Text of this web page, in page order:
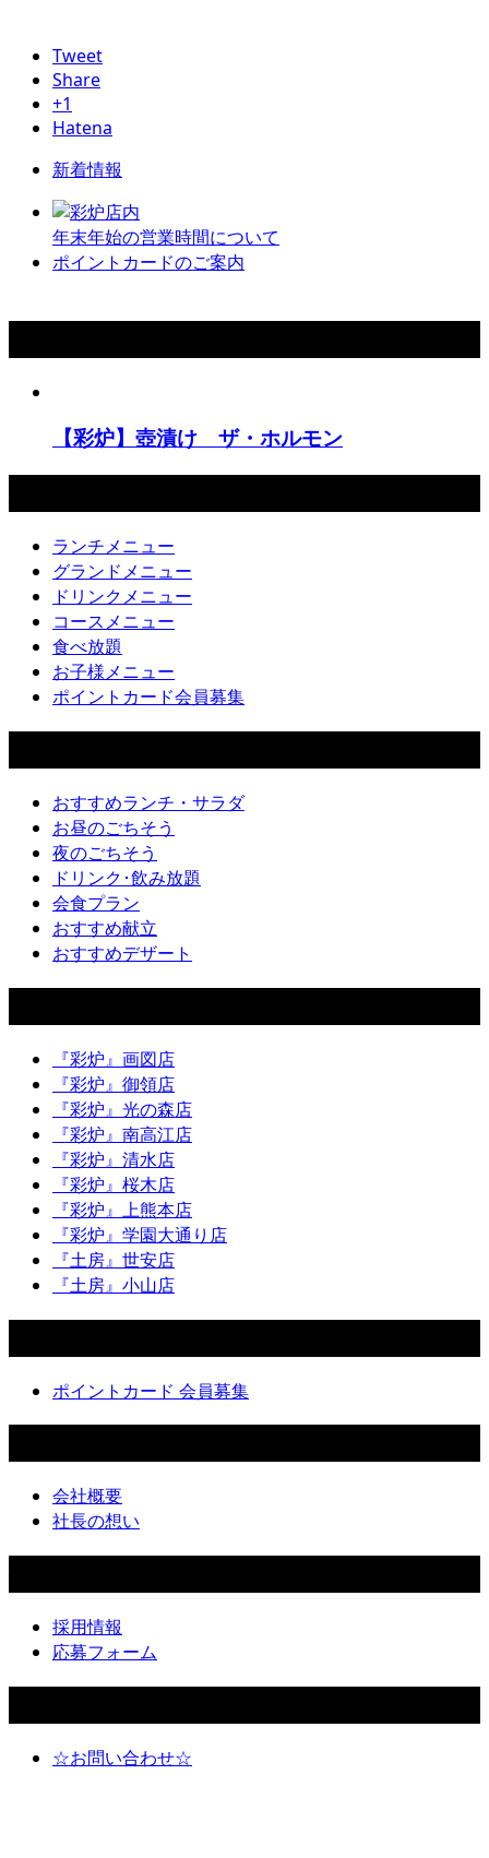
Tweet
Share
+1
Hatena
新着情報
年末年始の営業時間について
ポイントカードのご案内
【彩炉】壺漬け ザ・ホルモン
ランチメニュー
グランドメニュー
ドリンクメニュー
コースメニュー
食べ放題
お子様メニュー
ポイントカード会員募集
おすすめランチ・サラダ
お昼のごちそう
夜のごちそう
ドリンク･飲み放題
会食プラン
おすすめ献立
おすすめデザート
『彩炉』画図店
『彩炉』御領店
『彩炉』光の森店
『彩炉』南高江店
『彩炉』清水店
『彩炉』桜木店
『彩炉』上熊本店
『彩炉』学園大通り店
『土房』世安店
『土房』小山店
ポイントカード 会員募集
会社概要
社長の想い
採用情報
応募フォーム
☆お問い合わせ☆